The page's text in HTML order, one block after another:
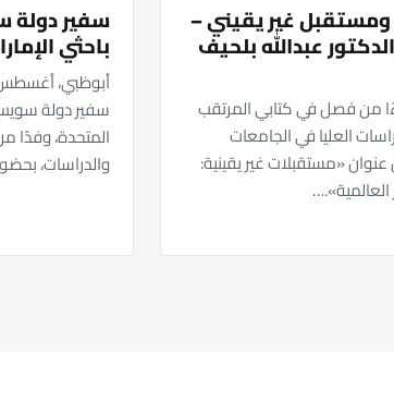
غير يقيني –
عبدالله بلحيف
من فصل في كتابي المرتقب
العليا في الجامعات
«مستقبلات غير يقينية:
سفير دولة
باحثي
سفير دولة
المتحدة، وفدًا
والدراسات،